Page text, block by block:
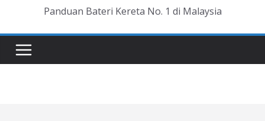
Panduan Bateri Kereta No. 1 di Malaysia